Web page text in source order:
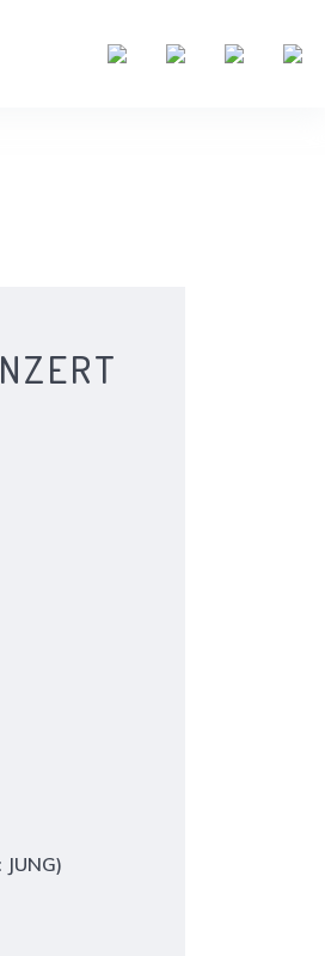
JUNG)